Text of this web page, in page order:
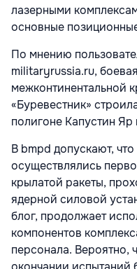
лазерными
основные
По мнению
militaryrussia.ru,
межконтинентальной
«Буревестник»
полигоне Капустин Яр
В bmpd допускают,
осуществлялись
крылатой ракеты,
ядерной силовой
блог, продолжает
компонентов
персонала. Вероятно,